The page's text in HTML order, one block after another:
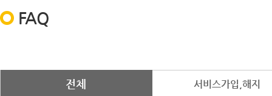
FAQ
전체 서비스가입,해지